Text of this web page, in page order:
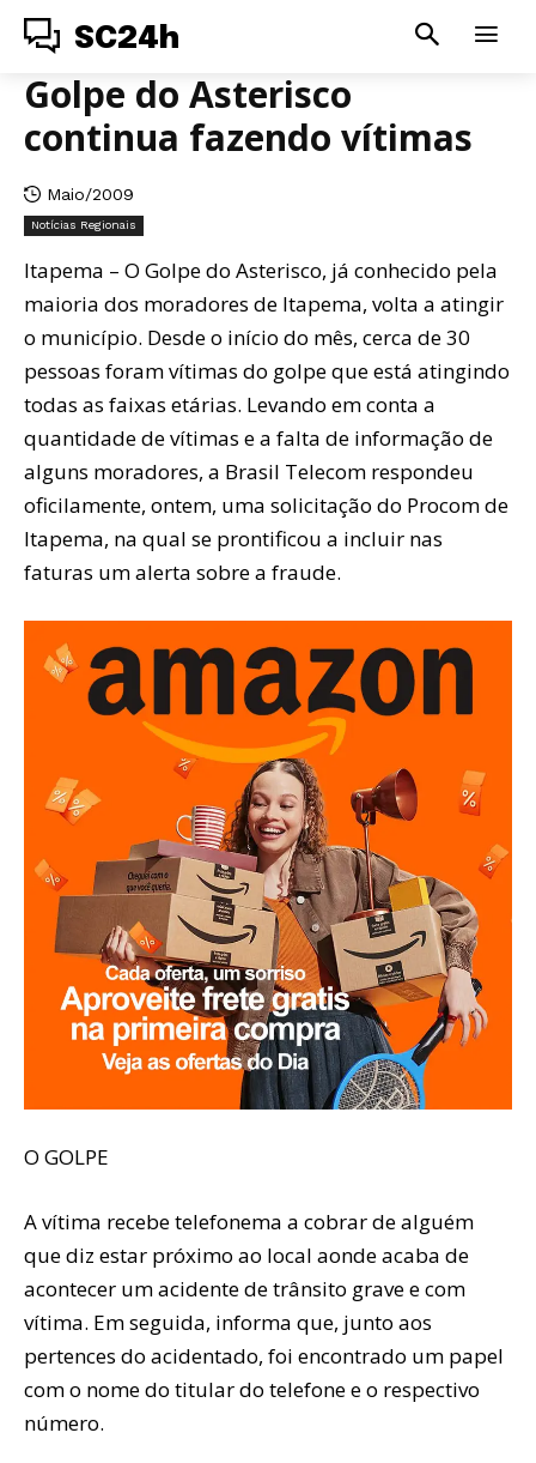
SC24h
Golpe do Asterisco
continua fazendo vítimas
Maio/2009
Notícias Regionais
Itapema – O Golpe do Asterisco, já conhecido pela
maioria dos moradores de Itapema, volta a atingir
o município. Desde o início do mês, cerca de 30
pessoas foram vítimas do golpe que está atingindo
todas as faixas etárias. Levando em conta a
quantidade de vítimas e a falta de informação de
alguns moradores, a Brasil Telecom respondeu
oficilamente, ontem, uma solicitação do Procom de
Itapema, na qual se prontificou a incluir nas
faturas um alerta sobre a fraude.
O GOLPE
A vítima recebe telefonema a cobrar de alguém
que diz estar próximo ao local aonde acaba de
acontecer um acidente de trânsito grave e com
vítima. Em seguida, informa que, junto aos
pertences do acidentado, foi encontrado um papel
com o nome do titular do telefone e o respectivo
número.